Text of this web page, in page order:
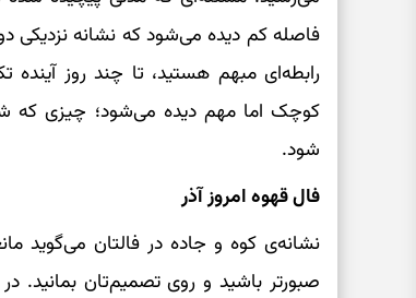
فاصله کم دیده می‌شود که نشانه نزدیکی
رابطه‌ای مبهم هستید، تا چند روز
کوچک اما مهم دیده می‌شود؛ چیزی که
شود.
فال قهوه امروز آذر
نشانه‌ی کوه و جاده در فالتان می‌گوید
صبورتر باشید و روی تصمیم‌تان